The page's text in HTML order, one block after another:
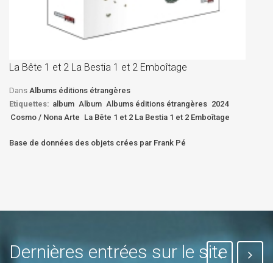
La Bête 1 et 2 La Bestia 1 et 2 Emboîtage
Dans Albums éditions étrangères
Etiquettes: album Album Albums éditions étrangères 2024
Cosmo / Nona Arte La Bête 1 et 2 La Bestia 1 et 2 Emboîtage
Base de données des objets crées par Frank Pé
Dernières entrées sur le site